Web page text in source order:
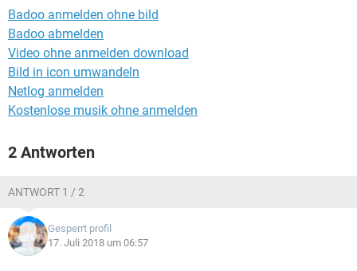
FACEBOOK
Badoo anmelden ohne bild
Badoo abmelden
Video ohne anmelden download
Bild in icon umwandeln
Netlog anmelden
Kostenlose musik ohne anmelden
2 Antworten
ANTWORT 1 / 2
Gesperrt profil
17. Juli 2018 um 06:57